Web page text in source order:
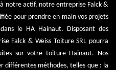
notre actif, notre entreprise Falck &
pour prendre en main vos projets
le HA Hainaut. Disposant des
Falck & Weiss Toiture SRL pourra
sur votre toiture Hainaut. Nos
différentes méthodes, telles que : la